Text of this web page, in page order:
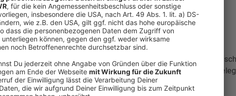
Kaninchenkeulen mit Backpflaumen:
Die Backpflaumen am Vortag in dem Armagnac einweichen.
Die Kaninchenkeulen mit den Pflaumen füllen.
Die Keulen mit Salz würzen und in heißem Öl von allen Seiten
Auf ein Blech legen pfeffern und mit den Thymianzweigen
bis Kerntemperatur 65 garen.